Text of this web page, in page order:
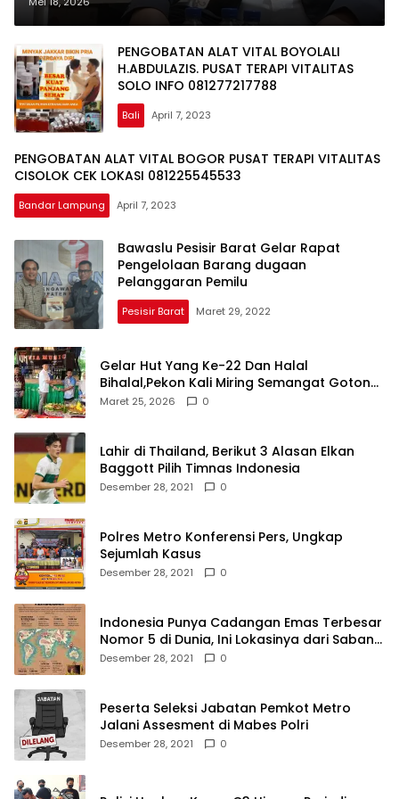
PENGOBATAN ALAT VITAL BOYOLALI
H.ABDULAZIS. PUSAT TERAPI VITALITAS
SOLO INFO 081277217788
Bali April 7, 2023
PENGOBATAN ALAT VITAL BOGOR PUSAT TERAPI VITALITAS
CISOLOK CEK LOKASI 081225545533
Bandar Lampung April 7, 2023
Bawaslu Pesisir Barat Gelar Rapat
Pengelolaan Barang dugaan
Pelanggaran Pemilu
Pesisir Barat Maret 29, 2022
Gelar Hut Yang Ke-22 Dan Halal
Bihalal,Pekon Kali Miring Semangat Gotong
Royong
Maret 25, 2026 0
Lahir di Thailand, Berikut 3 Alasan Elkan
Baggott Pilih Timnas Indonesia
Desember 28, 2021 0
Polres Metro Konferensi Pers, Ungkap
Sejumlah Kasus
Desember 28, 2021 0
Indonesia Punya Cadangan Emas Terbesar
Nomor 5 di Dunia, Ini Lokasinya dari Sabang
hingga Merauke
Desember 28, 2021 0
Peserta Seleksi Jabatan Pemkot Metro
Jalani Assesment di Mabes Polri
Desember 28, 2021 0